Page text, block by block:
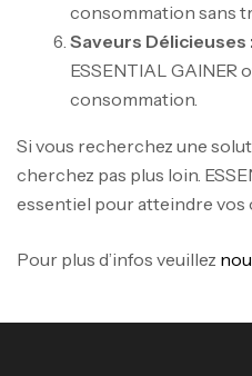
consommation sans
Saveurs Délicieuses :
ESSENTIAL GAINER
consommation.
Si vous recherchez une
cherchez pas plus loin.
essentiel pour atteindre vos
Pour plus d’infos veuillez